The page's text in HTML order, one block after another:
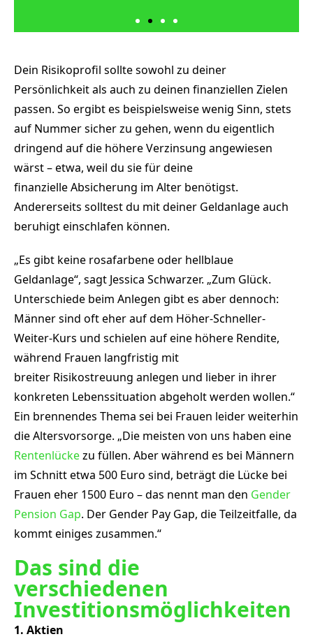
Ausgewogen
DIE RENDITE SOLL MINDESTENS
OBERHALB DER INFLATIONSRATE
LIEGEN (POSITIVER REALZINS), EIN
TEIL DES GELDES WIRD
RENDITESTÄRKER UND DAMIT ETWAS
RISKANTER ANGELEGT.
Dein Risikoprofil sollte sowohl zu deiner
Persönlichkeit als auch zu deinen finanziellen Zielen
passen. So ergibt es beispielsweise wenig Sinn, stets
auf Nummer sicher zu gehen, wenn du eigentlich
dringend auf die höhere Verzinsung angewiesen
wärst – etwa, weil du sie für deine
finanzielle Absicherung im Alter benötigst.
Andererseits solltest du mit deiner Geldanlage auch
beruhigt einschlafen können.
„Es gibt keine rosafarbene oder hellblaue
Geldanlage“, sagt Jessica Schwarzer. „Zum Glück.
Unterschiede beim Anlegen gibt es aber dennoch:
Männer sind oft eher auf dem Höher-Schneller-
Weiter-Kurs und schielen auf eine höhere Rendite,
während Frauen langfristig mit
breiter Risikostreuung anlegen und lieber in ihrer
konkreten Lebenssituation abgeholt werden wollen.“
Ein brennendes Thema sei bei Frauen leider weiterhin
die Altersvorsorge. „Die meisten von uns haben eine
Rentenlückezu füllen. Aber während es bei Männern
im Schnitt etwa 500 Euro sind, beträgt die Lücke bei
Frauen eher 1500 Euro – das nennt man den Gender
Pension Gap. Der Gender Pay Gap, die Teilzeitfalle, da
kommt einiges zusammen.“
Das sind die
verschiedenen
Investitionsmöglichkeiten
1. Aktien